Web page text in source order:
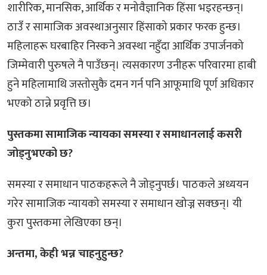
शारीरिक, मानसिक, आर्थिक र मनोवैज्ञानिक हिंसा भइरहन्छन्।
ठाउँ र सामाजिक अवस्थाअनुसार हिंसाको प्रकार फरक हुन्छ।
महिलाहरू घरबाहिर निस्कने अवस्था नहुँदा आर्थिक उपार्जनको
जिम्मेवारी पुरुषले नै पाउँछन्। त्यसकारण उनीहरू परिवारमा हाबी
हुने महिलामाथि जस्तोसुकै दमन गर्न पनि आफूमाथि पूर्ण अधिकार
भएको ठान्ने प्रवृत्ति छ।
पुस्तकमा सामाजिक न्यायका समस्या र समाधानलाई कसरी
जोड्नुभएको छ?
समस्या र समाधान पाठकहरूले नै जोड्नुपर्छ। पाठकले अध्ययन
गरेर सामाजिक न्यायको समस्या र समाधान खोज्न सक्छन्। यी
कुरा पुस्तकमा लेखिएका छन्।
अन्तमा, केही भन्न चाहनुहुन्छ?